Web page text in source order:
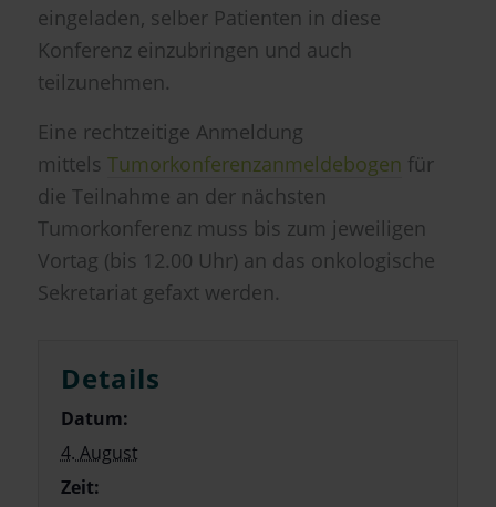
eingeladen, selber Patienten in diese
Konferenz einzubringen und auch
teilzunehmen.
Eine rechtzeitige Anmeldung
mittels Tumorkonferenzanmeldebogen für
die Teilnahme an der nächsten
Tumorkonferenz muss bis zum jeweiligen
Vortag (bis 12.00 Uhr) an das onkologische
Sekretariat gefaxt werden.
Details
Datum:
4. August
Zeit: